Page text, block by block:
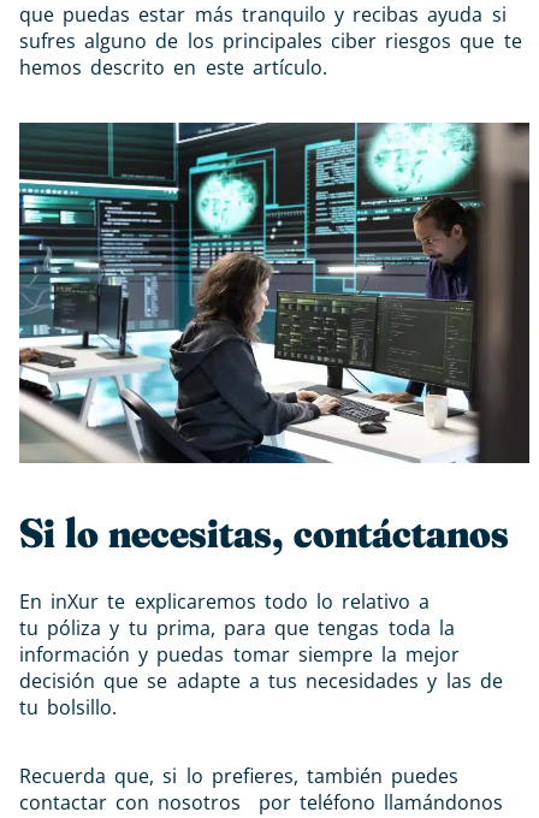
que puedas estar más tranquilo y recibas ayuda si
sufres alguno de los principales ciber riesgos que te
hemos descrito en este artículo.
Si lo necesitas, contáctanos
En inXur te explicaremos todo lo relativo a
tu póliza y tu prima, para que tengas toda la
información y puedas tomar siempre la mejor
decisión que se adapte a tus necesidades y las de
tu bolsillo.
Recuerda que, si lo prefieres, también puedes
contactar con nosotros por teléfono llamándonos